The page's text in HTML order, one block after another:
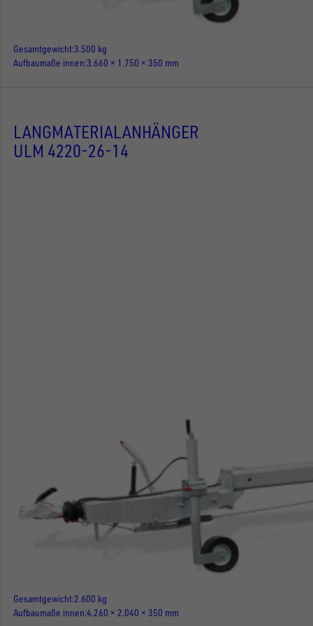
Gesamtgewicht3.500 kg
Aufbaumaße innen 3.660 × 1.750 × 350 mm
LANGMATERIALANHÄNGER
ULM 4220-26-14
Gesamtgewicht 2.600 kg
Aufbaumaße innen 4.260 × 2.040 × 350 mm